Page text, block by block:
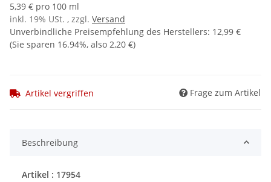
5,39 € pro 100 ml
inkl. 19% USt. , zzgl. Versand
Unverbindliche Preisempfehlung des Herstellers: 12,99 €
(Sie sparen 16.94%, also 2,20 €)
Artikel vergriffen Frage zum Artikel
Beschreibung
Artikel : 17954